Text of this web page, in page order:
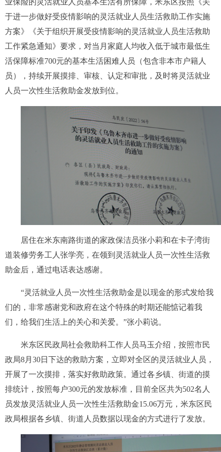
业保险的灵活就业人员基本生活有所保障，米东区按照《关
于进一步做好受疫情影响的灵活就业人员生活救助工作实施
方案》《关于组织开展受疫情影响的灵活就业人员生活救助
工作紧急通知》要求，对当月家庭人均收入低于城市最低生
活保障标准700元的基本生活困难人员（包含非本市户籍人
员），持续开展摸排、审核、认定和审批，及时将灵活就业
人员一次性生活救助金发放到位。
居住在米东南路街道的家政保洁员张小莉和在卡子湾街
道装修劳务工人张学亮，在领到灵活就业人员一次性生活救
助金后，通过电话表达感谢。
“灵活就业人员一次性生活救助金是以现金的形式发给我
们的，非常感谢党和政府在这个特殊的时期还能惦记着我
们，给我们生活上的关心和关爱。”张小莉说。
米东区民政局社会救助科工作人员马玉介绍，按照市民
政局8月30日下达的救助方案，立即对全区的灵活就业人员，
开展了一次摸排，落实好救助政策。通过各乡镇、街道的摸
排统计，按照每户300元的发放标准，目前全区共为502名人
员发放灵活就业人员一次性生活救助金15.06万元，米东区民
政局根据各乡镇、街道人员数据以现金的方式进行了发放。